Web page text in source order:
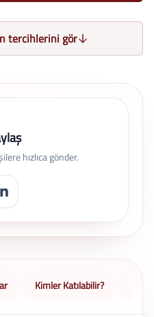
tercihlerini gör
hızlıca gönder.
Kimler Katılabilir?